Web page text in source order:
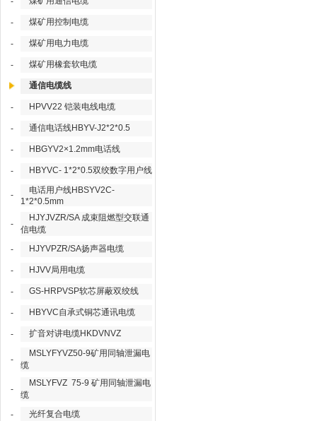
- 煤矿用控制电缆
- 煤矿用电力电缆
- 煤矿用橡套软电缆
通信电缆线
- HPVV22 铠装电线电缆
- 通信电话线HBYV-J2*2*0.5
- HBGYV2×1.2mm电话线
- HBYVC- 1*2*0.5双绞数字用户线
-
电话用户线HBSYV2C-
1*2*0.5mm
-
HJYJVZR/SA 成束阻燃型交联通
信电缆
-
HJYVPZR/SA扬声器电缆
- HJVV局用电缆
- GS-HRPVSP软芯屏蔽双绞线
- HBYVC自承式铜芯通讯电缆
- 扩音对讲电缆HKDVNVZ
-
MSLYFYVZ50-9矿用同轴泄漏电
缆
-
MSLYFVZ 75-9 矿用同轴泄漏电
缆
-
光纤复合电缆